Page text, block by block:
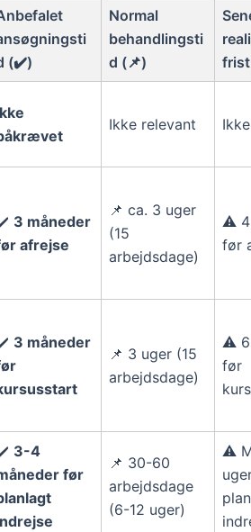
(✔️)
Normal
behandlingsti
d (📌)
Ikke relevant
3 måneder
afrejse
📌 ca. 3 uger
(15
arbejdsdage)
⚠️
før
3 måneder
📌 3 uger (15
arbejdsdage)
⚠️
før
3-4
før
📌 30-60
arbejdsdage
(6-12 uger)
⚠️